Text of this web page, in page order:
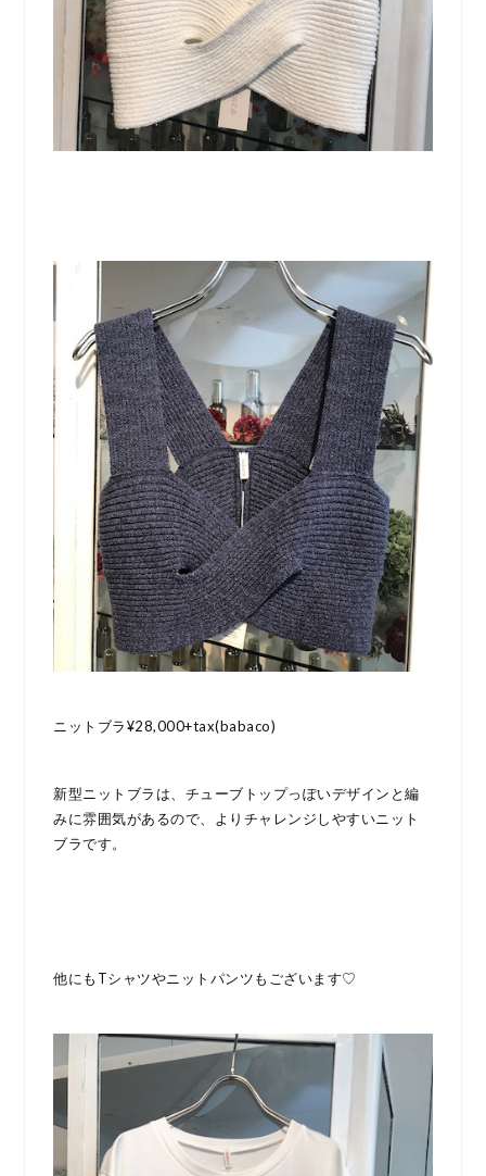
ニットブラ¥28,000+tax(babaco)
新型ニットブラは、チューブトップっぽいデザインと編
みに雰囲気があるので、よりチャレンジしやすいニット
ブラです。
他にもTシャツやニットパンツもございます♡